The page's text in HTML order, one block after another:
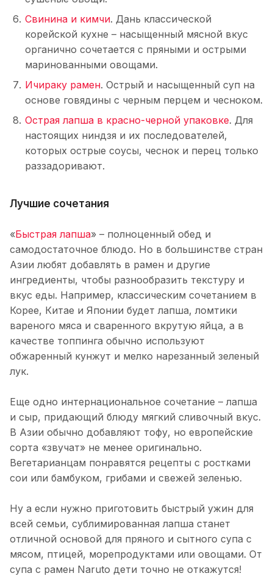
Свинина и кимчи. Дань классической
корейской кухне – насыщенный мясной вкус
органично сочетается с пряными и острыми
маринованными овощами.
Ичираку рамен. Острый и насыщенный суп на
основе говядины с черным перцем и чесноком.
Острая лапша в красно-черной упаковке. Для
настоящих ниндзя и их последователей,
которых острые соусы, чеснок и перец только
раззадоривают.
Лучшие сочетания
«Быстрая лапша» – полноценный обед и
самодостаточное блюдо. Но в большинстве стран
Азии любят добавлять в рамен и другие
ингредиенты, чтобы разнообразить текстуру и
вкус еды. Например, классическим сочетанием в
Корее, Китае и Японии будет лапша, ломтики
вареного мяса и сваренного вкрутую яйца, а в
качестве топпинга обычно используют
обжаренный кунжут и мелко нарезанный зеленый
лук.
Еще одно интернациональное сочетание – лапша
и сыр, придающий блюду мягкий сливочный вкус.
В Азии обычно добавляют тофу, но европейские
сорта «звучат» не менее оригинально.
Вегетарианцам понравятся рецепты с ростками
сои или бамбуком, грибами и свежей зеленью.
Ну а если нужно приготовить быстрый ужин для
всей семьи, сублимированная лапша станет
отличной основой для пряного и сытного супа с
мясом, птицей, морепродуктами или овощами. От
супа с рамен Naruto дети точно не откажутся!